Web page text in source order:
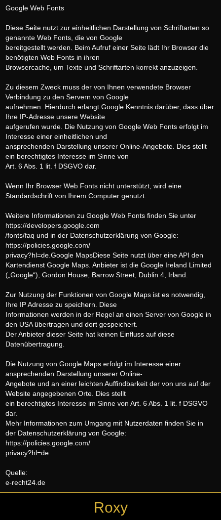
Google Web Fonts
Diese Seite nutzt zur einheitlichen Darstellung von Schriftarten so
genannte Web Fonts, die von Google
bereitgestellt werden. Beim Aufruf einer Seite lädt Ihr Browser die
benötigten Web Fonts in ihren
Browsercache, um Texte und Schriftarten korrekt anzuzeigen.
Zu diesem Zweck muss der von Ihnen verwendete Browser
Verbindung zu den Servern von Google
aufnehmen. Hierdurch erlangt Google Kenntnis darüber, dass über
Ihre IP-Adresse unsere Website
aufgerufen wurde. Die Nutzung von Google Web Fonts erfolgt im
Interesse einer einheitlichen und
ansprechenden Darstellung unserer Online-Angebote. Dies stellt
ein berechtigtes Interesse im Sinne von
Art. 6 Abs. 1 lit. f DSGVO dar.
Wenn Ihr Browser Web Fonts nicht unterstützt, wird eine
Standardschrift von Ihrem Computer genutzt.
Weitere Informationen zu Google Web Fonts finden Sie unter
https://developers.google.com
/fonts/faq und in der Datenschutzerklärung von Google:
https://policies.google.com/
privacy?hl=de.Google MapsDiese Seite nutzt über eine API den
Kartendienst Google Maps. Anbieter ist die Google Ireland Limited
(„Google“), Gordon House, Barrow Street, Dublin 4, Irland.
Zur Nutzung der Funktionen von Google Maps ist es notwendig,
Ihre IP Adresse zu speichern. Diese
Informationen werden in der Regel an einen Server von Google in
den USA übertragen und dort gespeichert.
Der Anbieter dieser Seite hat keinen Einfluss auf diese
Datenübertragung.
Die Nutzung von Google Maps erfolgt im Interesse einer
ansprechenden Darstellung unserer Online-
Angebote und an einer leichten Auffindbarkeit der von uns auf der
Website angegebenen Orte. Dies stellt
ein berechtigtes Interesse im Sinne von Art. 6 Abs. 1 lit. f DSGVO
dar.
Mehr Informationen zum Umgang mit Nutzerdaten finden Sie in
der Datenschutzerklärung von Google:
https://policies.google.com/
privacy?hl=de.
Quelle:
e-recht24.de
Roxy